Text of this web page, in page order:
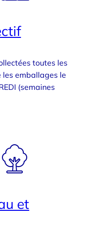
toutes les
les emballages le
(semaines
et